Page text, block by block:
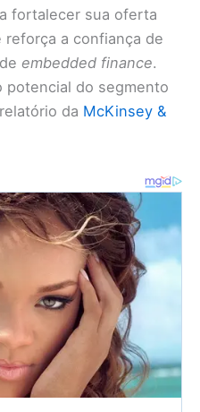
fortalecer sua oferta
a confiança de
embedded finance.
potencial do segmento
da McKinsey &